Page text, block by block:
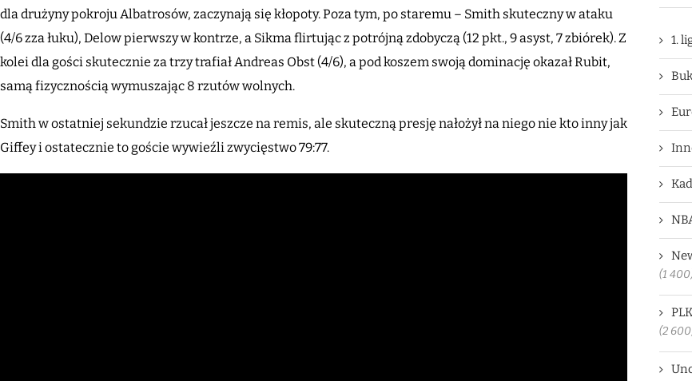
dla drużyny pokroju Albatrosów, zaczynają się kłopoty. Poza tym, po staremu – Smith skuteczny w ataku
(4/6 zza łuku), Delow pierwszy w kontrze, a Sikma flirtując z potrójną zdobyczą (12 pkt., 9 asyst, 7 zbiórek). Z
kolei dla gości skutecznie za trzy trafiał Andreas Obst (4/6), a pod koszem swoją dominację okazał Rubit,
samą fizycznością wymuszając 8 rzutów wolnych.
Smith w ostatniej sekundzie rzucał jeszcze na remis, ale skuteczną presję nałożył na niego nie kto inny jak
Giffey i ostatecznie to goście wywieźli zwycięstwo 79:77.
1.
(1
(2